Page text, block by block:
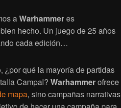
aWarhammeres
hecho. Un juego de 25 años
cada edición…
¿por qué la mayoría de partidas
Campal? Warhammerofrece
mapa, sino campañas narrativas